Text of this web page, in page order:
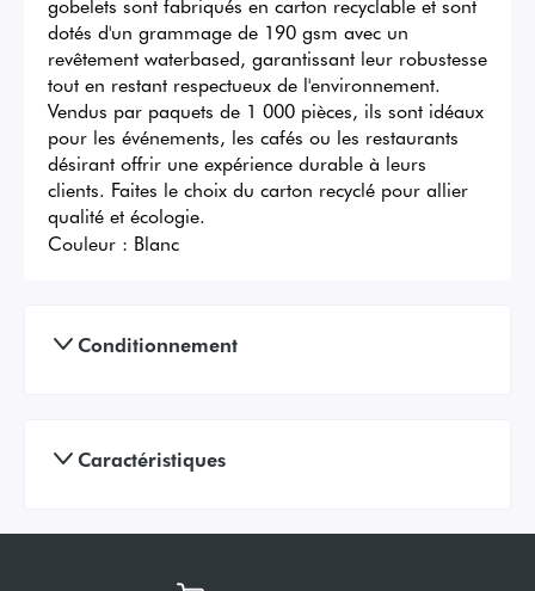
dotés d'un grammage de 190 gsm avec un
revêtement waterbased, garantissant leur robustesse
tout en restant respectueux de l'environnement.
Vendus par paquets de 1 000 pièces, ils sont idéaux
pour les événements, les cafés ou les restaurants
désirant offrir une expérience durable à leurs
clients. Faites le choix du carton recyclé pour allier
qualité et écologie.
Couleur : Blanc
Conditionnement
Caractéristiques